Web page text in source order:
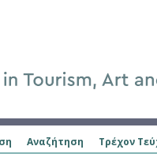
Αναζήτηση Τρέχον